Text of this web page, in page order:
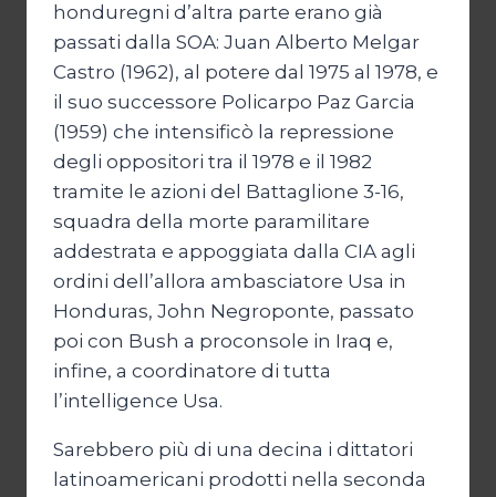
honduregni d’altra parte erano già
passati dalla SOA: Juan Alberto Melgar
Castro (1962), al potere dal 1975 al 1978, e
il suo successore Policarpo Paz Garcia
(1959) che intensificò la repressione
degli oppositori tra il 1978 e il 1982
tramite le azioni del Battaglione 3-16,
squadra della morte paramilitare
addestrata e appoggiata dalla CIA agli
ordini dell’allora ambasciatore Usa in
Honduras, John Negroponte, passato
poi con Bush a proconsole in Iraq e,
infine, a coordinatore di tutta
l’intelligence Usa.
Sarebbero più di una decina i dittatori
latinoamericani prodotti nella seconda